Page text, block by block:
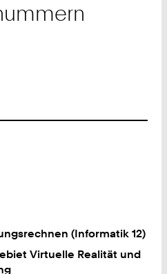
(Informatik 12)
Virtuelle Realität und